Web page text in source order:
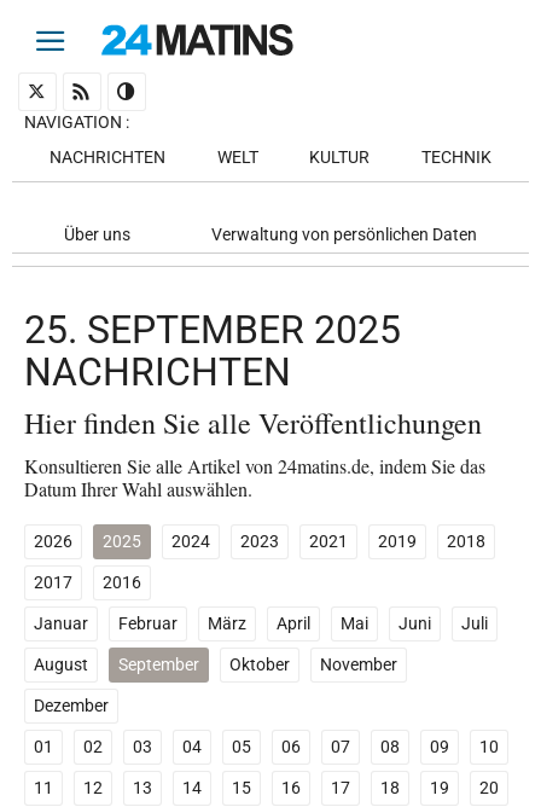
NAVIGATION :
NACHRICHTEN
WELT KULTUR TECHNIK
Über uns Verwaltung von persönlichen Daten
25. SEPTEMBER 2025
NACHRICHTEN
Hier finden Sie alle Veröffentlichungen
Konsultieren Sie alle Artikel von 24matins.de, indem Sie das
Datum Ihrer Wahl auswählen.
2026 2025 2024 2023 2021 2019
2018
2017
2016
Januar
Februar März April Mai Juni
Juli
August
September Oktober
November
Dezember
01
02 03 04 05 06 07 08 09
10
11
12 13 14 15 16 17 18 19
20